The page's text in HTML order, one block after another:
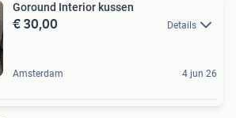
Goround Interior kussen
€ 30,00 Details
Amsterdam 4 jun 26